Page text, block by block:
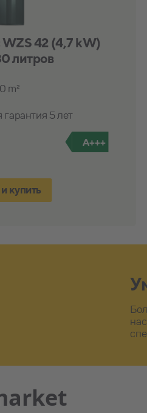
kW
модуль
A+++
42 (4,7 kW)
литров
m²
гарантия 5 лет
A+++
купить
корпус
и купить